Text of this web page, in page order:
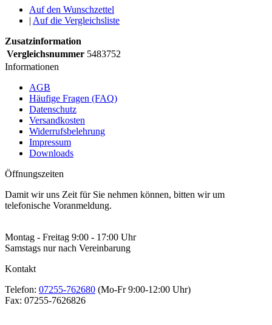
Auf den Wunschzettel
| Auf die Vergleichsliste
Zusatzinformation
Vergleichsnummer 5483752
Informationen
AGB
Häufige Fragen (FAQ)
Datenschutz
Versandkosten
Widerrufsbelehrung
Impressum
Downloads
Öffnungszeiten
Damit wir uns Zeit für Sie nehmen können, bitten wir um
telefonische Voranmeldung.
Montag - Freitag 9:00 - 17:00 Uhr
Samstags nur nach Vereinbarung
Kontakt
Telefon: 07255-762680 (Mo-Fr 9:00-12:00 Uhr)
Fax: 07255-7626826